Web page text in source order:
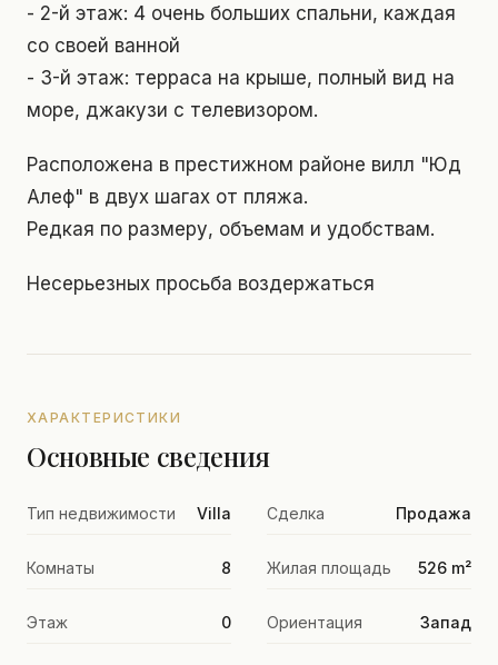
- 2-й этаж: 4 очень больших спальни, каждая
со своей ванной
- 3-й этаж: терраса на крыше, полный вид на
море, джакузи с телевизором.
Расположена в престижном районе вилл "Юд
Алеф" в двух шагах от пляжа.
Редкая по размеру, объемам и удобствам.
Несерьезных просьба воздержаться
ХАРАКТЕРИСТИКИ
Основные сведения
Тип недвижимости Villa Сделка Продажа
Комнаты 8 Жилая площадь 526 m²
Этаж 0 Ориентация Запад